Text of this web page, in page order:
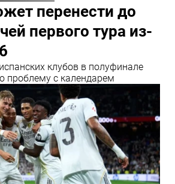
перенести до
первого тура из-
клубов в полуфинале
проблему с календарем